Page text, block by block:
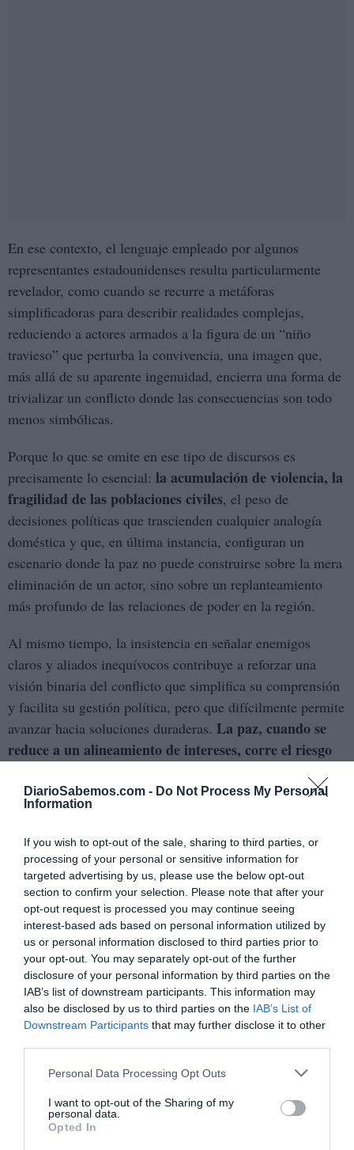
DiarioSabemos.com - Do Not Process My Personal
Information
If you wish to opt-out of the sale, sharing to third parties, or
processing of your personal or sensitive information for
targeted advertising by us, please use the below opt-out
section to confirm your selection. Please note that after your
opt-out request is processed you may continue seeing
interest-based ads based on personal information utilized by
us or personal information disclosed to third parties prior to
your opt-out. You may separately opt-out of the further
disclosure of your personal information by third parties on the
IAB’s list of downstream participants. This information may
also be disclosed by us to third parties on the IAB’s List of
Downstream Participants that may further disclose it to other
Personal Data Processing Opt Outs
I want to opt-out of the Sharing of my
personal data.
Opted In
En ese contexto, el lenguaje empleado por algunos
representantes estadounidenses resulta particularmente
revelador, como cuando se recurre a metáforas
simplificadoras para describir realidades complejas,
reduciendo a actores armados a la figura de un “niño
travieso” que perturba la convivencia, una imagen que,
más allá de su aparente ingenuidad, encierra una forma de
trivializar un conflicto donde las consecuencias son todo
menos simbólicas.
Porque lo que se omite en ese tipo de discursos es
precisamente lo esencial: la acumulación de violencia, la
fragilidad de las poblaciones civiles, el peso de
decisiones políticas que trascienden cualquier analogía
doméstica y que, en última instancia, configuran un
escenario donde la paz no puede construirse sobre la mera
eliminación de un actor, sino sobre un replanteamiento
más profundo de las relaciones de poder en la región.
Al mismo tiempo, la insistencia en señalar enemigos
claros y aliados inequívocos contribuye a reforzar una
visión binaria del conflicto que simplifica su comprensión
y facilita su gestión política, pero que difícilmente permite
avanzar hacia soluciones duraderas. La paz, cuando se
reduce a un alineamiento de intereses, corre el riesgo
real.
semanas adquiere un significado ambiguo: por un lado,
representa una oportunidad para contener la violencia
inmediata,para evitar que la escalada continúe en el corto
plazo; por otro, evidencia la incapacidad de articular un
marco más estable que trascienda la urgenciay aborde
las causas profundas del conflicto.
Trump, acompañado de un entorno político que refuerza
su protagonismo, presenta esta prórroga como un éxito de
su liderazgo, como una muestra de una diplomacia
Sin embargo, ese logro, si lo es, se inscribe en una
tradición conocida donde los avances se miden en días o
semanas, donde cada tregua es una cuenta atrás y donde la